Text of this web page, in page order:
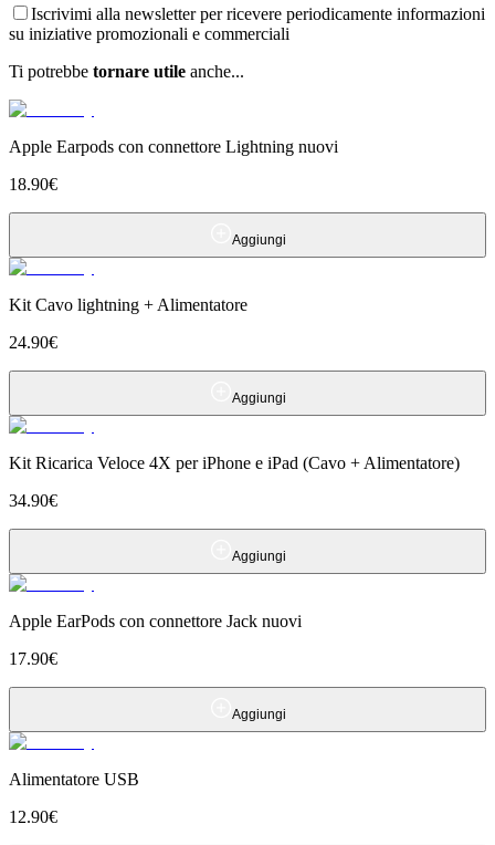
Iscrivimi alla newsletter per ricevere periodicamente informazioni
su iniziative promozionali e commerciali
Ti potrebbe tornare utile anche...
Apple Earpods con connettore Lightning nuovi
18.90€
Aggiungi
Kit Cavo lightning + Alimentatore
24.90€
Aggiungi
Kit Ricarica Veloce 4X per iPhone e iPad (Cavo + Alimentatore)
34.90€
Aggiungi
Apple EarPods con connettore Jack nuovi
17.90€
Aggiungi
Alimentatore USB
12.90€